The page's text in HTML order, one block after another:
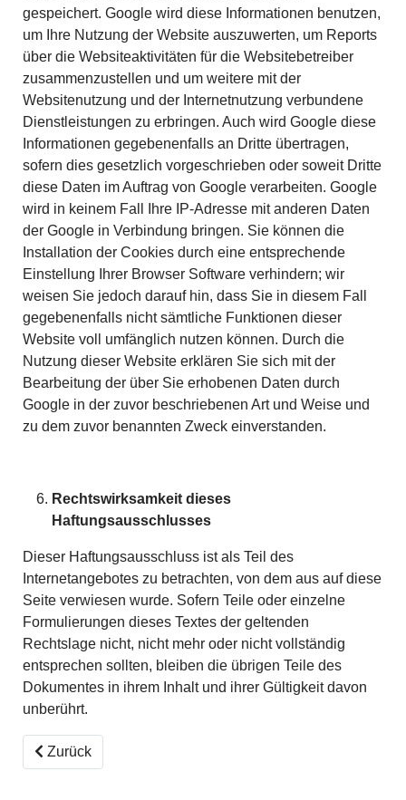
gespeichert. Google wird diese Informationen benutzen,
um Ihre Nutzung der Website auszuwerten, um Reports
über die Websiteaktivitäten für die Websitebetreiber
zusammenzustellen und um weitere mit der
Websitenutzung und der Internetnutzung verbundene
Dienstleistungen zu erbringen. Auch wird Google diese
Informationen gegebenenfalls an Dritte übertragen,
sofern dies gesetzlich vorgeschrieben oder soweit Dritte
diese Daten im Auftrag von Google verarbeiten. Google
wird in keinem Fall Ihre IP-Adresse mit anderen Daten
der Google in Verbindung bringen. Sie können die
Installation der Cookies durch eine entsprechende
Einstellung Ihrer Browser Software verhindern; wir
weisen Sie jedoch darauf hin, dass Sie in diesem Fall
gegebenenfalls nicht sämtliche Funktionen dieser
Website voll umfänglich nutzen können. Durch die
Nutzung dieser Website erklären Sie sich mit der
Bearbeitung der über Sie erhobenen Daten durch
Google in der zuvor beschriebenen Art und Weise und
zu dem zuvor benannten Zweck einverstanden.
Rechtswirksamkeit dieses
Haftungsausschlusses
Dieser Haftungsausschluss ist als Teil des
Internetangebotes zu betrachten, von dem aus auf diese
Seite verwiesen wurde. Sofern Teile oder einzelne
Formulierungen dieses Textes der geltenden
Rechtslage nicht, nicht mehr oder nicht vollständig
entsprechen sollten, bleiben die übrigen Teile des
Dokumentes in ihrem Inhalt und ihrer Gültigkeit davon
unberührt.
Vorheriger Beitrag: Datenschutzerklärung
Zurück